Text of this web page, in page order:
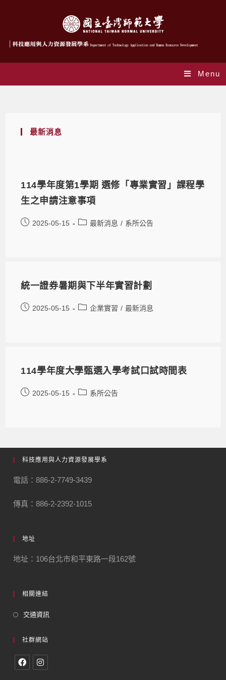
Menu
最新消息
114學年度第1學期 選修「專業實習」課程學
生之申請注意事項
2025-05-15 最新消息 / 系所公告
統一證券暑期與下半年實習計劃
2025-05-15 企業實習 / 最新消息
114學年度大學甄選入學考試口試時間表
2025-05-15 系所公告
科技應用與人力資源發展學系
電話：886-2-7749-3439
傳真：886-2-2392-1015
地址
地址：106台北市和平東路一段162號
相關連結
交通資訊
社群網站